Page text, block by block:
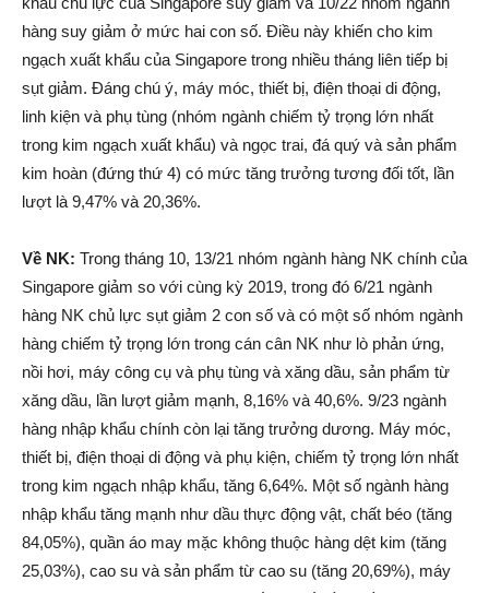
hàng suy giảm ở mức hai con số. Điều này khiến cho kim
ngạch xuất khẩu của Singapore trong nhiều tháng liên tiếp bị
sụt giảm. Đáng chú ý, máy móc, thiết bị, điện thoại di động,
linh kiện và phụ tùng (nhóm ngành chiếm tỷ trọng lớn nhất
trong kim ngạch xuất khẩu) và ngọc trai, đá quý và sản phẩm
kim hoàn (đứng thứ 4) có mức tăng trưởng tương đối tốt, lần
lượt là 9,47% và 20,36%.
Về NK: Trong tháng 10, 13/21 nhóm ngành hàng NK chính của
Singapore giảm so với cùng kỳ 2019, trong đó 6/21 ngành
hàng NK chủ lực sụt giảm 2 con số và có một số nhóm ngành
hàng chiếm tỷ trọng lớn trong cán cân NK như lò phản ứng,
nồi hơi, máy công cụ và phụ tùng và xăng dầu, sản phẩm từ
xăng dầu, lần lượt giảm mạnh, 8,16% và 40,6%. 9/23 ngành
hàng nhập khẩu chính còn lại tăng trưởng dương. Máy móc,
thiết bị, điện thoại di động và phụ kiện, chiếm tỷ trọng lớn nhất
trong kim ngạch nhập khẩu, tăng 6,64%. Một số ngành hàng
nhập khẩu tăng mạnh như dầu thực động vật, chất béo (tăng
84,05%), quần áo may mặc không thuộc hàng dệt kim (tăng
25,03%), cao su và sản phẩm từ cao su (tăng 20,69%), máy